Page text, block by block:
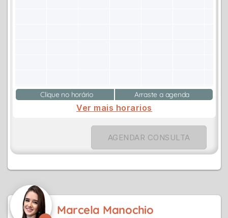
Clique no horário Arraste a agenda
Ver mais horarios
AGENDAR CONSULTA
Marcela Manochio